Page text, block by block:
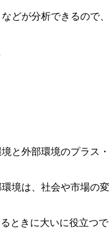
どが分析できるので
と外部環境のプラス
境は、社会や市場の
ときに大いに役立つで